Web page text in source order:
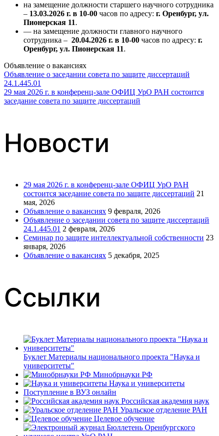
на замещение должности старшего научного сотрудника
– 13.03.2026 г. в 10-00 часов по адресу: г. Оренбург, ул.
Пионерская 11.
— на замещение должности главного научного
сотрудника – 20.04.2026 г. в 10-00 часов по адресу: г.
Оренбург, ул. Пионерская 11.
Объявление о вакансиях
Навигация
записям
Объявление о заседании совета по защите диссертаций
24.1.445.01
29 мая 2026 г. в конференц-зале ОФИЦ УрО РАН состоится
заседание совета по защите диссертаций
Новости
29 мая 2026 г. в конференц-зале ОФИЦ УрО РАН
состоится заседание совета по защите диссертаций 21
мая, 2026
Объявление о вакансиях 9 февраля, 2026
Объявление о заседании совета по защите диссертаций
24.1.445.01 2 февраля, 2026
Семинар по защите интеллектуальной собственности 23
января, 2026
Объявление о вакансиях 5 декабря, 2025
Ссылки
Буклет Материалы национального проекта "Наука и
университеты"
Минобрнауки РФ
Наука и университеты
Поступление в ВУЗ онлайн
Российская академия наук
Уральское отделение РАН
Целевое обучение